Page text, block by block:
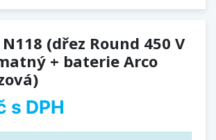
(dřez Round 450 V
+ baterie Arco
s DPH